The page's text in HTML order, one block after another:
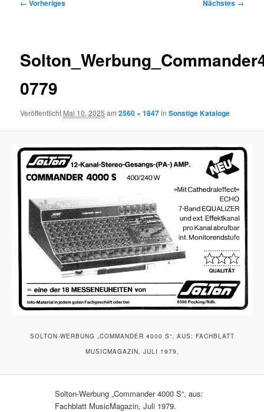
← Vorheriges Nächstes →
0779
Veröffentlicht Mai 10, 2025 am2560 × 1847inSonstige Kataloge
SOLTON-WERBUNG „COMMANDER 4000 S“, AUS: FACHBLATT
MUSICMAGAZIN, JULI 1979.
Solton-Werbung „Commander 4000 S“, aus:
Fachblatt MusicMagazin, Juli 1979.